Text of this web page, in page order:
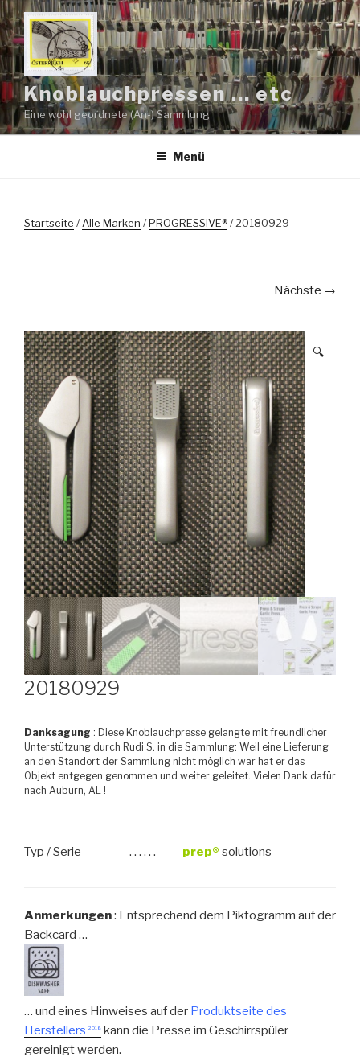
Zum
Inhalt
springen
Knoblauchpressen … etc
Eine wohl geordnete (An-) Sammlung
Menü
Startseite /Alle Marken /PROGRESSIVE®/ 20180929
Nächste →
🔍
20180929
Danksagung : Diese Knoblauchpresse gelangte mit freundlicher
Unterstützung durch Rudi S. in die Sammlung: Weil eine Lieferung
an den Standort der Sammlung nicht möglich war hat er das
Objekt entgegen genommen und weiter geleitet. Vielen Dank dafür
nach Auburn, AL !
Typ / Serie . . . . . . prep® solutions
Anmerkungen: Entsprechend dem Piktogramm auf der
Backcard …
… und eines Hinweises auf der Produktseite des
Herstellers 2018 kann die Presse im Geschirrspüler
gereinigt werden.